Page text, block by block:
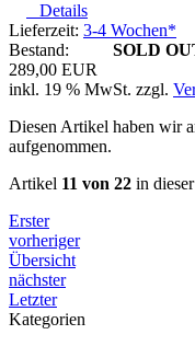
Details
Lieferzeit: 3-4 Wochen*
Bestand:
SOLD
289,00 EUR
inkl. 19 % MwSt. zzgl.
Diesen Artikel haben wir
aufgenommen.
Artikel 11 von 22 in
Erster
vorheriger
Übersicht
nächster
Letzter
Kategorien